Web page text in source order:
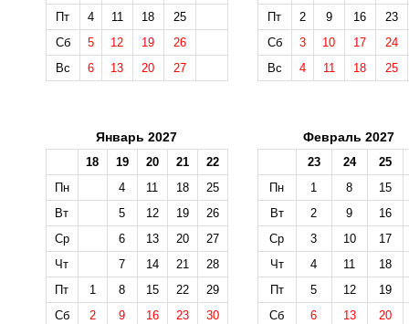
Пт
4 11 18
25
Сб
5 12 19
26
Вс
6 13 20 27
Пт
2 9 16
23
Сб
3 10 17
24
Вс
4 11 18 25
Январь 2027
18 19 20 21
22
Пн
4 11 18
25
Вт
5 12 19
26
Ср
6 13 20
27
Чт
7 14 21
28
Пт
1 8 15 22
29
Сб
2 9 16 23
30
Февраль 2027
23 24
25
Пн
1 8
15
Вт
2 9
16
Ср
3 10
17
Чт
4 11
18
Пт
5 12
19
Сб
6 13
20